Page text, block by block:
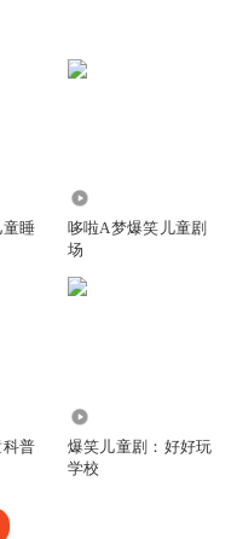
童睡
哆啦A梦爆笑儿童剧
场
普
爆笑儿童剧：好好玩
学校